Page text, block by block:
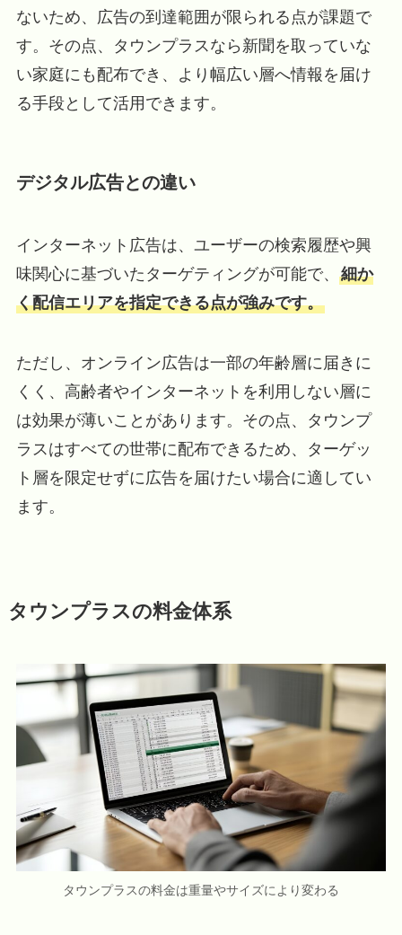
ないため、広告の到達範囲が限られる点が課題で
す。その点、タウンプラスなら新聞を取っていな
い家庭にも配布でき、より幅広い層へ情報を届け
る手段として活用できます。
デジタル広告との違い
インターネット広告は、ユーザーの検索履歴や興
味関心に基づいたターゲティングが可能で、 細か
く配信エリアを指定できる点が強みです。
ただし、オンライン広告は一部の年齢層に届きに
くく、高齢者やインターネットを利用しない層に
は効果が薄いことがあります。その点、タウンプ
ラスはすべての世帯に配布できるため、ターゲッ
ト層を限定せずに広告を届けたい場合に適してい
ます。
タウンプラスの料金体系
タウンプラスの料金は重量やサイズにより変わる